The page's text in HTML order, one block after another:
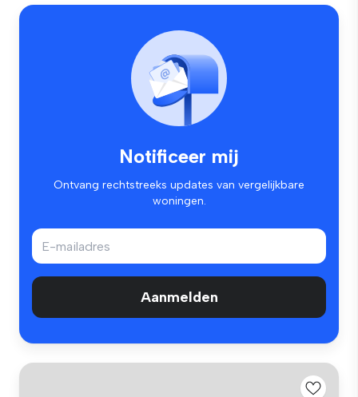
Notificeer mij
Ontvang rechtstreeks updates van vergelijkbare
woningen.
Aanmelden